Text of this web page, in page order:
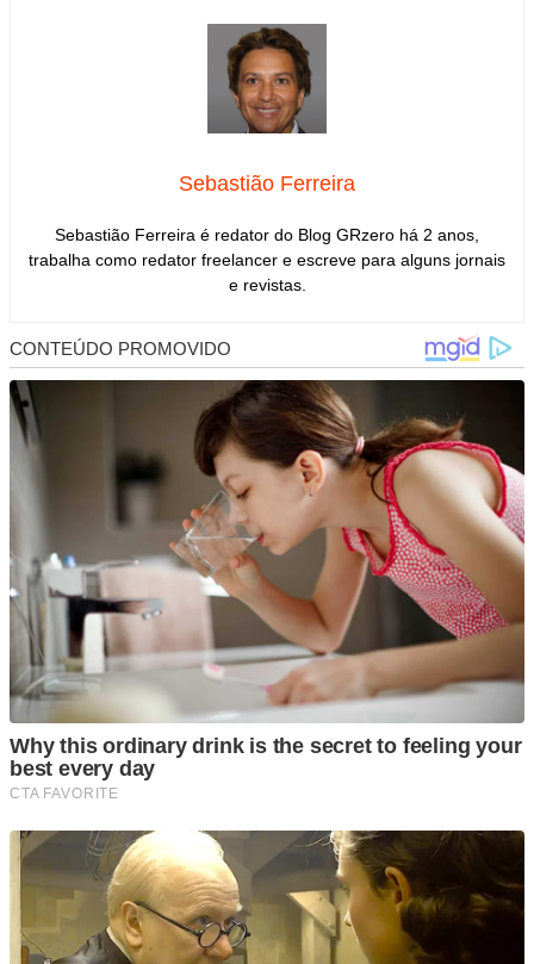
Sebastião Ferreira
Sebastião Ferreira é redator do Blog GRzero há 2 anos,
trabalha como redator freelancer e escreve para alguns jornais
e revistas.